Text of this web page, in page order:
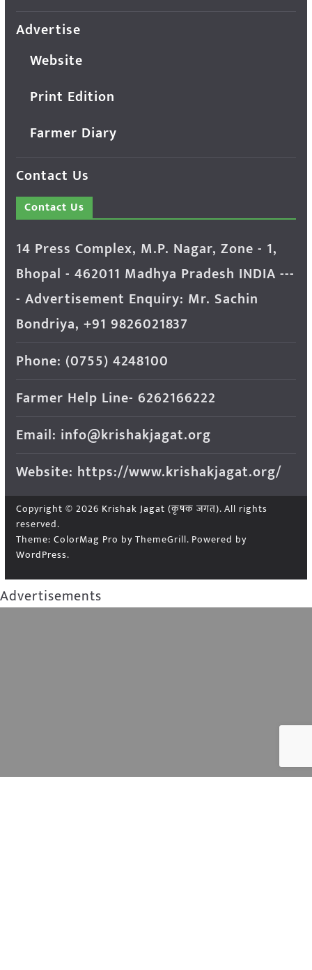
Advertise
Website
Print Edition
Farmer Diary
Contact Us
Contact Us
14 Press Complex, M.P. Nagar, Zone - 1,
Bhopal - 462011 Madhya Pradesh INDIA ---
- Advertisement Enquiry: Mr. Sachin
Bondriya, +91 9826021837
Phone: (0755) 4248100
Farmer Help Line- 6262166222
Email: info@krishakjagat.org
Website: https://www.krishakjagat.org/
Copyright © 2026 Krishak Jagat (कृषक जगत). All rights
reserved.
Theme: ColorMag Pro by ThemeGrill. Powered by
WordPress.
Advertisements